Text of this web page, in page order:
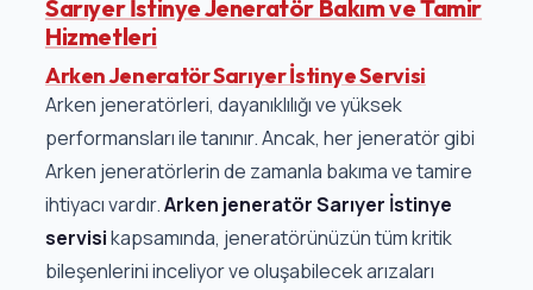
Sarıyer İstinye Jeneratör Bakım ve Tamir
Hizmetleri
Arken Jeneratör Sarıyer İstinye Servisi
Arken jeneratörleri, dayanıklılığı ve yüksek
performansları ile tanınır. Ancak, her jeneratör gibi
Arken jeneratörlerin de zamanla bakıma ve tamire
ihtiyacı vardır.Arken jeneratör Sarıyer İstinye
servisikapsamında, jeneratörünüzün tüm kritik
bileşenlerini inceliyor ve oluşabilecek arızaları